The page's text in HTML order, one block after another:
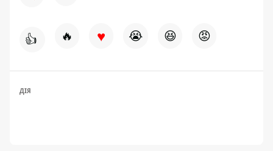
👍 🔥 ♥ 😭 😆 😡
ДІЯ